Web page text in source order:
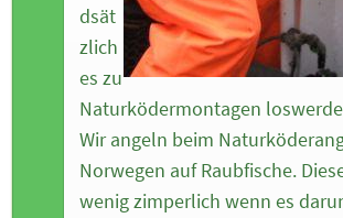
dsät
zlich
es zu
Naturködermontagen
Wir angeln beim
Norwegen auf Raubfische.
wenig zimperlich wenn es